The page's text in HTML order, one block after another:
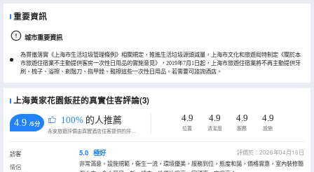
重要資訊
城市重要資訊
為貫徹落實《上海市生活垃圾管理條例》相關規定，推進生活垃圾源頭減量，上海市文化和旅遊局特制定《關於本
市旅遊住宿業不主動提供客房一次性日用品的實施意見》，2019年7月1日起，上海市旅遊住宿業將不再主動提供牙
刷、梳子、浴擦、剃鬚刀、指甲銼、鞋擦這些一次性日用品。若需要可諮詢酒店。
上海黃家花園飯莊的真實住客評論(3)
4.9 /5分 100% 的人推薦
永安旅遊評價由真實酒店住客提供的評價。
4.9
位置
4.9
清潔度
4.9
服務
4.9
設施
訪客
情侶
5.0 極好
評價於：2026年04月16日
非常滿意。設施規範，衞生一流，環境優美，服務到位，態度和藹，價格實惠，室內裝修簡